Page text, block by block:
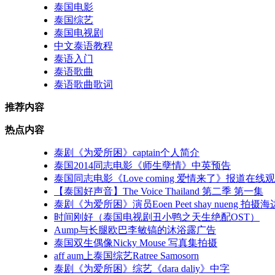
泰国电影
泰国综艺
泰国电视剧
中文泰语教程
泰语入门
泰语歌曲
泰语歌曲歌词
推荐内容
热点内容
泰剧《为爱所困》captain个人简介
泰国2014同志电影《师生孽情》中英预告
泰国同志电影《Love coming 爱情来了》报道在线
【泰国好声音】The Voice Thailand 第二季 第一集
泰剧《为爱所困》演员Eoen Peet shay nueng 拍摄海
时间刚好（泰国电视剧丑小鸭之天生绝配OST）
Aump与长腿欧巴李敏镐的沐浴露广告
泰国双生偶像Nicky Mouse 写真集拍摄
aff aum上泰国综艺Ratree Samosorn
泰剧《为爱所困》综艺《dara daliy》中字